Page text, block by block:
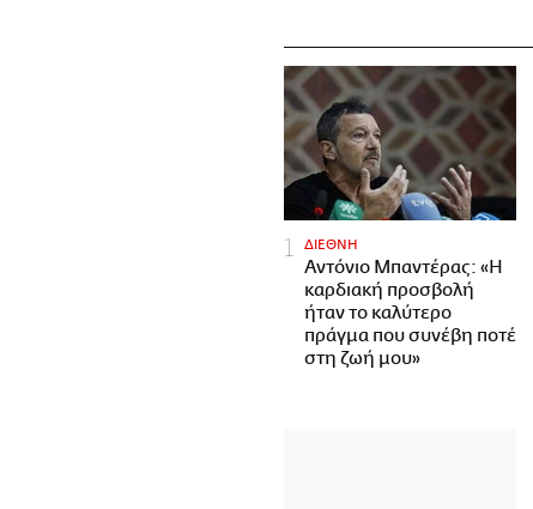
ΔΙΕΘΝΗ
Αντόνιο Μπαντέρας: «Η
καρδιακή προσβολή
ήταν το καλύτερο
πράγμα που συνέβη ποτέ
στη ζωή μου»